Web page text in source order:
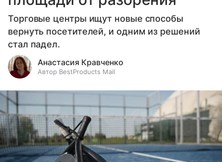
Торговые центры ищут новые способы
вернуть посетителей, и одним из решений
стал падел.
Анастасия Кравченко
Автор BestProducts Mail